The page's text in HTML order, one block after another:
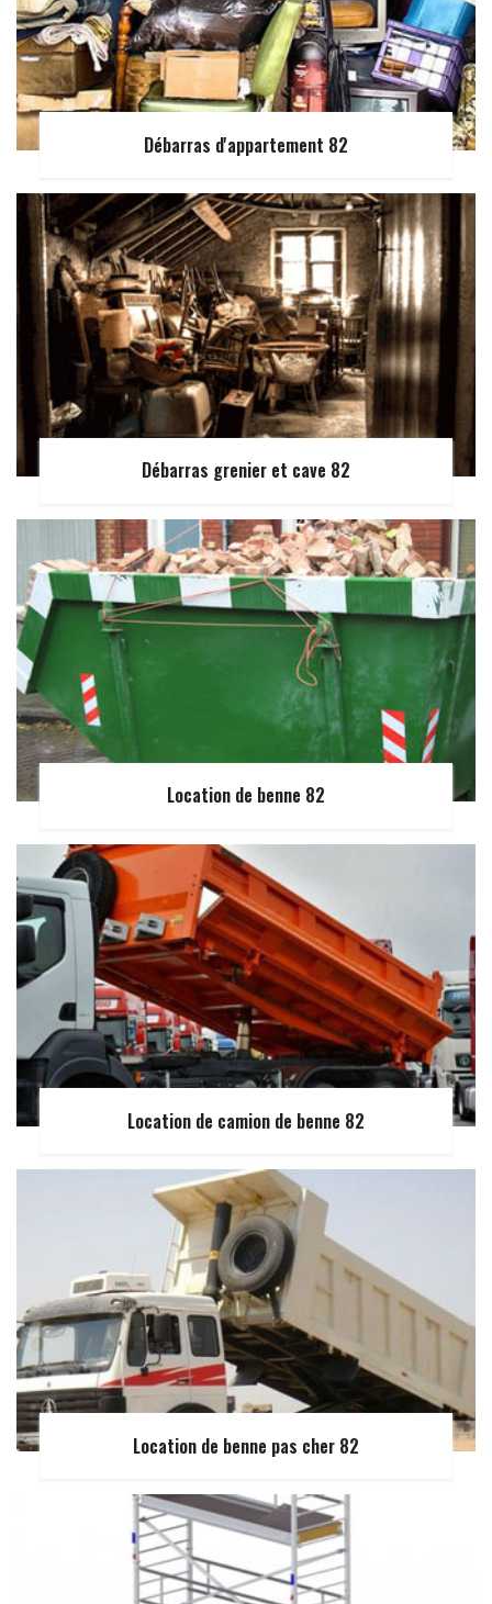
Débarras d'appartement 82
Débarras grenier et cave 82
Location de benne 82
Location de camion de benne 82
Location de benne pas cher 82